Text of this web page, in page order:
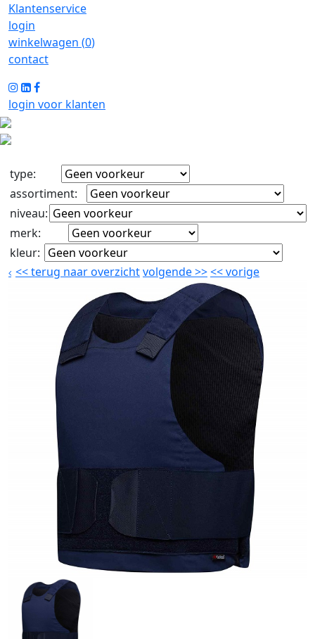
Klantenservice
login
winkelwagen (0)
contact
login voor klanten
type:
assortiment:
niveau:
merk:
kleur:
<<terug naar overzichtvolgende>><<vorige